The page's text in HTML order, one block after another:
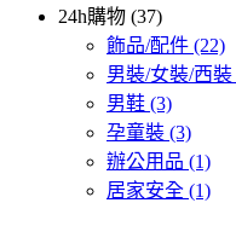
24h購物 (37)
飾品/配件 (22)
男裝/女裝/西裝
男鞋 (3)
孕童裝 (3)
辦公用品 (1)
居家安全 (1)